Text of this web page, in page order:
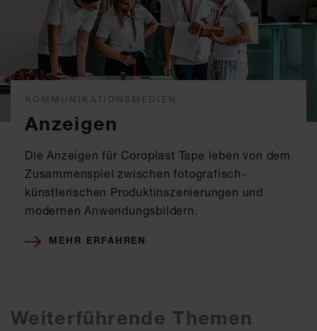
Anzeigen
Die Anzeigen für Coroplast Tape leben von dem
Zusammenspiel zwischen fotografisch-
künstlerischen Produktinszenierungen und
modernen Anwendungsbildern.
MEHR ERFAHREN
Weiterführende Themen